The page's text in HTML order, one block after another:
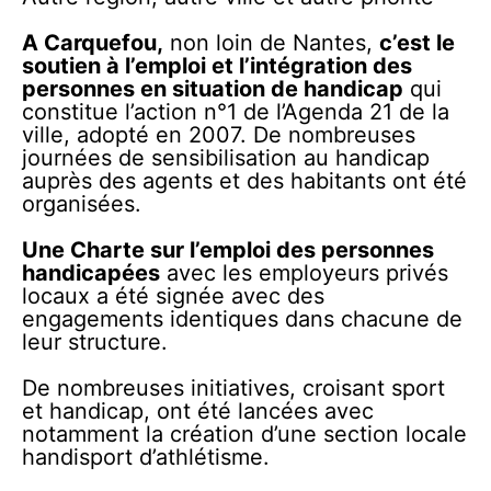
A Carquefou, non loin de Nantes, c’est le
soutien à l’emploi et l’intégration des
personnes en situation de handicap qui
constitue l’action n°1 de l’Agenda 21 de la
ville, adopté en 2007. De nombreuses
journées de sensibilisation au handicap
auprès des agents et des habitants ont été
organisées.
Une Charte sur l’emploi des personnes
handicapées avec les employeurs privés
locaux a été signée avec des
engagements identiques dans chacune de
leur structure.
De nombreuses initiatives, croisant sport
et handicap, ont été lancées avec
notamment la création d’une section locale
handisport d’athlétisme.